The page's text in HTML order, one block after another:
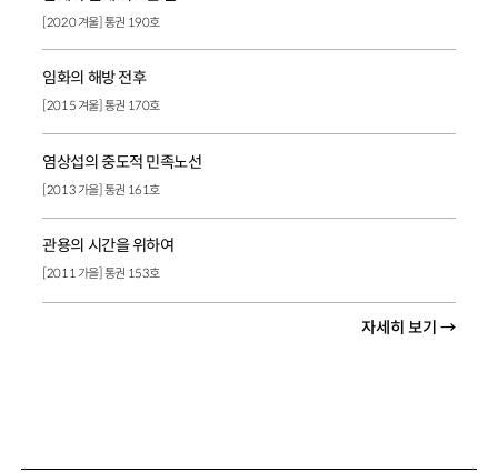
[2020 겨울] 통권 190호
임화의 해방 전후
[2015 겨울] 통권 170호
염상섭의 중도적 민족노선
[2013 가을] 통권 161호
관용의 시간을 위하여
[2011 가을] 통권 153호
자세히 보기 →